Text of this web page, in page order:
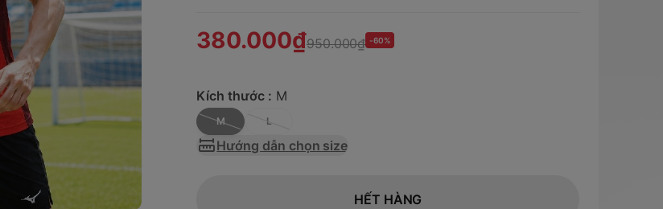
380.000₫950.000₫ -60%
Kích thước : M
M L
Hướng dẫn chọn size
HẾT HÀNG